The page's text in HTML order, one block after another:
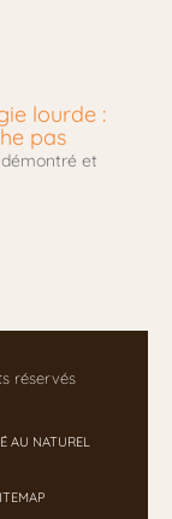
lourde :
pas
et
réservés
AU NATUREL